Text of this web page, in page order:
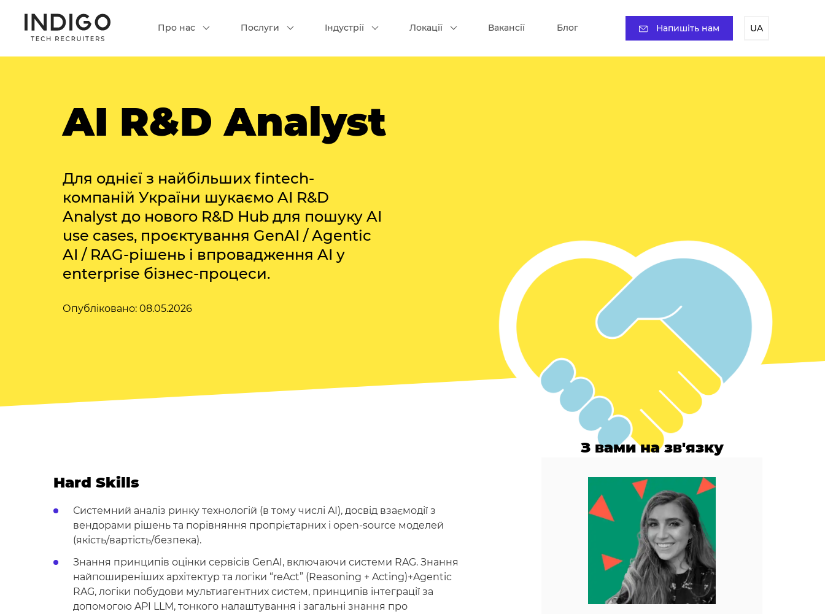
Про нас Послуги Індустрії Локації Вакансії Блог Напишіть нам UA
AI R&D Analyst
Для однієї з найбільших fintech-
компаній України шукаємо AI R&D
Analyst до нового R&D Hub для пошуку AI
use cases, проєктування GenAI / Agentic
AI / RAG-рішень і впровадження AI у
enterprise бізнес-процеси.
Опубліковано: 08.05.2026
Hard Skills
Системний аналіз ринку технологій (в тому числі AI), досвід взаємодії з
вендорами рішень та порівняння пропрієтарних і open-source моделей
(якість/вартість/безпека).
Знання принципів оцінки сервісів GenAI, включаючи системи RAG. Знання
найпоширеніших архітектур та логіки “reAct” (Reasoning + Acting)+Agentic
RAG, логіки побудови мультиагентних систем, принципів інтеграції за
допомогою API LLM, тонкого налаштування і загальні знання про
З вами на зв'язку